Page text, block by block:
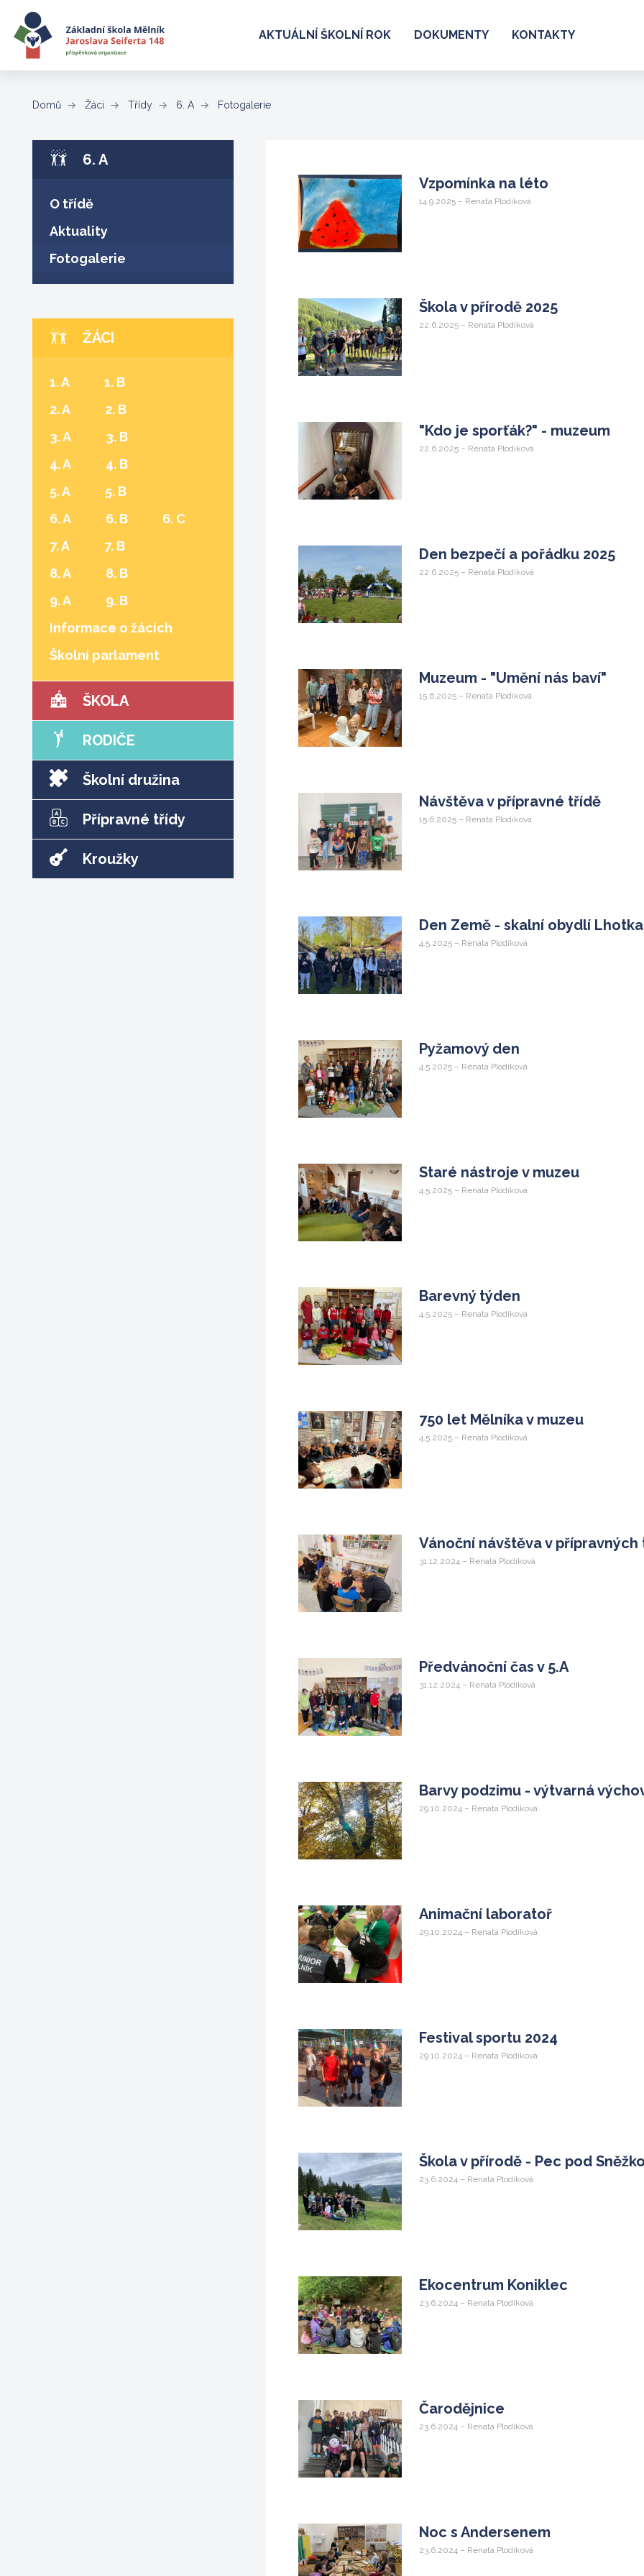
AKTUÁLNÍ ŠKOLNÍ ROK DOKUMENTY KONTAKTY
Domů Žáci Třídy 6. A Fotogalerie(aktuální)
6. A
O třídě
Aktuality
Fotogalerie
ŽÁCI
1. A
1. B
2. A
2. B
3. A
3. B
4. A
4. B
5. A
5. B
6. A
6. B
6. C
7. A
7. B
8. A
8. B
9. A
9. B
Informace o žácích
Školní parlament
ŠKOLA
RODIČE
Školní družina
Přípravné třídy
Kroužky
Vzpomínka na léto
14.9.2025 – Renata Plodíková
Škola v přírodě 2025
22.6.2025 – Renata Plodíková
"Kdo je sporťák?" - muzeum
22.6.2025 – Renata Plodíková
Den bezpečí a pořádku 2025
22.6.2025 – Renata Plodíková
Muzeum - "Umění nás baví"
15.6.2025 – Renata Plodíková
Návštěva v přípravné třídě
15.6.2025 – Renata Plodíková
Den Země - skalní obydlí Lhotka
4.5.2025 – Renata Plodíková
Pyžamový den
4.5.2025 – Renata Plodíková
Staré nástroje v muzeu
4.5.2025 – Renata Plodíková
Barevný týden
4.5.2025 – Renata Plodíková
750 let Mělníka v muzeu
4.5.2025 – Renata Plodíková
Vánoční návštěva v
31.12.2024 – Renata Plodíková
Předvánoční čas v 5.A
31.12.2024 – Renata Plodíková
Barvy podzimu - výtvarná
29.10.2024 – Renata Plodíková
Animační laboratoř
29.10.2024 – Renata Plodíková
Festival sportu 2024
29.10.2024 – Renata Plodíková
Škola v přírodě - Pec pod
23.6.2024 – Renata Plodíková
Ekocentrum Koniklec
23.6.2024 – Renata Plodíková
Čarodějnice
23.6.2024 – Renata Plodíková
Noc s Andersenem
23.6.2024 – Renata Plodíková